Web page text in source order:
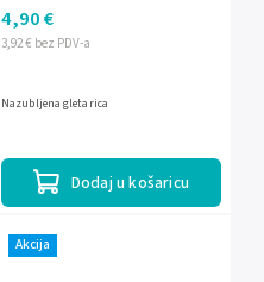
3,92 € bez PDV-a
4,90 €
Dodaj u košaricu
Nazubljena gletarica
Akcija